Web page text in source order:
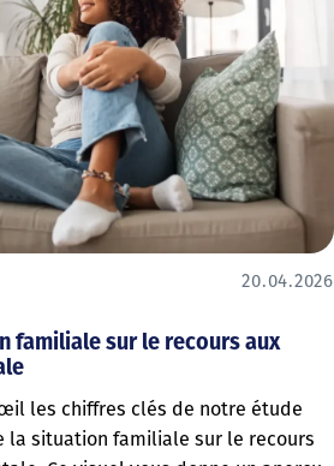
familiale sur le recours aux
20.04.2026
les chiffres clés de notre étude
la situation familiale sur le recours